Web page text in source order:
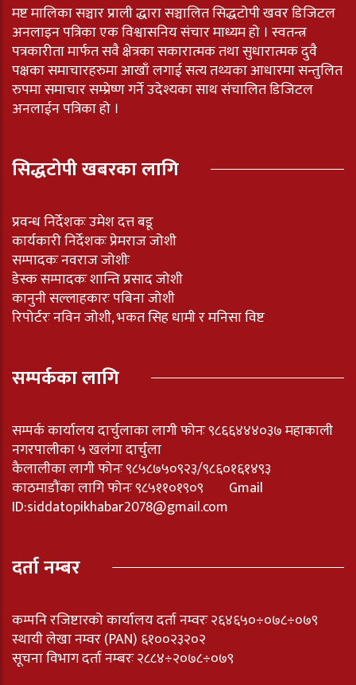
मष्ट मालिका सञ्चार प्राली द्धारा सञ्चालित सिद्धटोपी खवर डिजिटल
अनलाइन पत्रिका एक विश्वासनिय संचार माध्यम हो । स्वतन्त्र
पत्रकारीता मार्फत सवै क्षेत्रका सकारात्मक तथा सुधारात्मक दुवै
पक्षका समाचारहरुमा आखाँ लगाई सत्य तथ्यका आधारमा सन्तुलित
रुपमा समाचार सम्प्रेष्ण गर्ने उदेश्यका साथ संचालित डिजिटल
अनलाईन पत्रिका हो ।
सिद्धटोपी खबरका लागि
प्रवन्ध निर्देशकः उमेश दत्त बडू
कार्यकारी निर्देशकः प्रेमराज जोशी
सम्पादकः नवराज जोशीः
डेस्क सम्पादकः शान्ति प्रसाद जोशी
कानुनी सल्लाहकारः पबिना जोशी
रिपोर्टरः नविन जोशी, भकत सिह धामी र मनिसा विष्ट
सम्पर्कका लागि
सम्पर्क कार्यालय दार्चुलाका लागी फोनः ९८६६४४४०३७ महाकाली
नगरपालीका ५ खलंगा दार्चुला
कैलालीका लागी फोनः ९८५८७५०९२३/९८६०१६१४९३
काठमाडौंका लागि फोनः ९८५११०१९०९ Gmail
ID:siddatopikhabar2078@gmail.com
दर्ता नम्बर
कम्पनि रजिष्टारको कार्यालय दर्ता नम्वरः २६४६५०÷०७८÷०७९
स्थायी लेखा नम्वर (PAN) ६१००२३२०२
सूचना विभाग दर्ता नम्बरः २८८४÷२०७८÷०७९